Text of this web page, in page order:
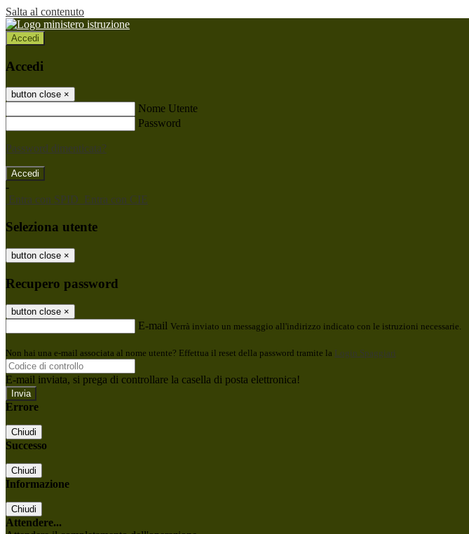
Salta al contenuto
Accedi
Accedi
button close ×
Nome Utente
Password
Password dimenticata?
-
Entra con SPID Entra con CIE
Seleziona utente
button close ×
Recupero password
button close ×
E-mail Verrà inviato un messaggio all'indirizzo indicato con le istruzioni necessarie.
Non hai una e-mail associata al nome utente? Effettua il reset della password tramite la Login Spaggiari
E-mail inviata, si prega di controllare la casella di posta elettronica!
Errore
Chiudi
Successo
Chiudi
Informazione
Chiudi
Attendere...